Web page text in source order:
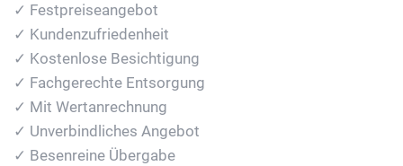
✓ Festpreiseangebot
✓ Kundenzufriedenheit
✓ Kostenlose Besichtigung
✓ Fachgerechte Entsorgung
✓ Mit Wertanrechnung
✓ Unverbindliches Angebot
✓ Besenreine Übergabe